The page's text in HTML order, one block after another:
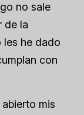
no sale
de la
les he dado
con
mis